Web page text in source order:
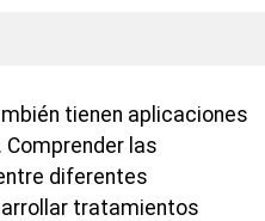
tienen aplicaciones
Comprender las
diferentes
tratamientos